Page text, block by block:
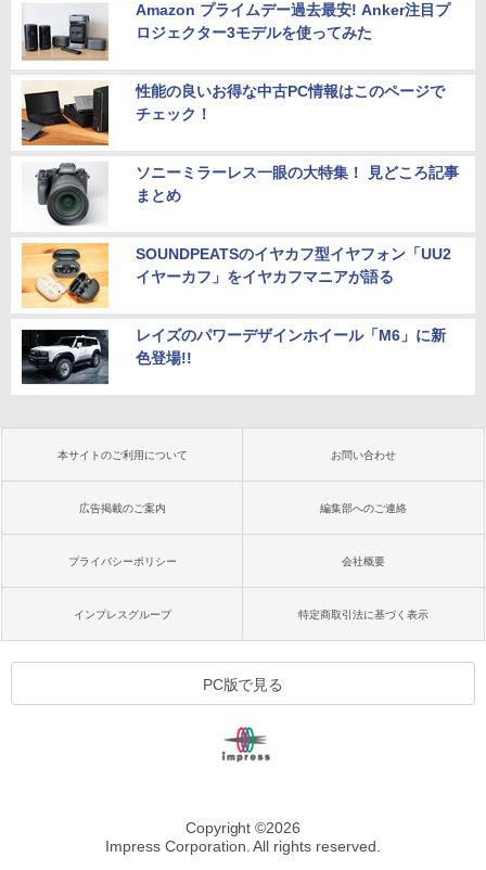
Amazon プライムデー過去最安! Anker注目プ
ロジェクター3モデルを使ってみた
性能の良いお得な中古PC情報はこのページで
チェック！
ソニーミラーレス一眼の大特集！ 見どころ記事
まとめ
SOUNDPEATSのイヤカフ型イヤフォン「UU2
イヤーカフ」をイヤカフマニアが語る
レイズのパワーデザインホイール「M6」に新
色登場!!
本サイトのご利用について お問い合わせ
広告掲載のご案内 編集部へのご連絡
プライバシーポリシー 会社概要
インプレスグループ 特定商取引法に基づく表示
PC版で見る
Copyright ©2026
Impress Corporation. All rights reserved.